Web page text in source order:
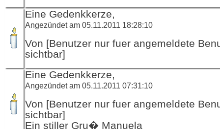
Eine Gedenkkerze,
Angezündet am 05.11.2011 18:28:10
Von [Benutzer nur fuer angemeldete
sichtbar]
Eine Gedenkkerze,
Angezündet am 05.11.2011 07:31:10
Von [Benutzer nur fuer angemeldete
sichtbar]
Ein stiller Gru� Manuela